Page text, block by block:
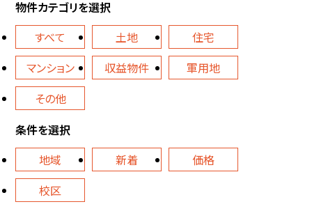
物件カテゴリを選択
すべて
土地
住宅
マンション
収益物件
軍用地
その他
条件を選択
地域
新着
価格
校区